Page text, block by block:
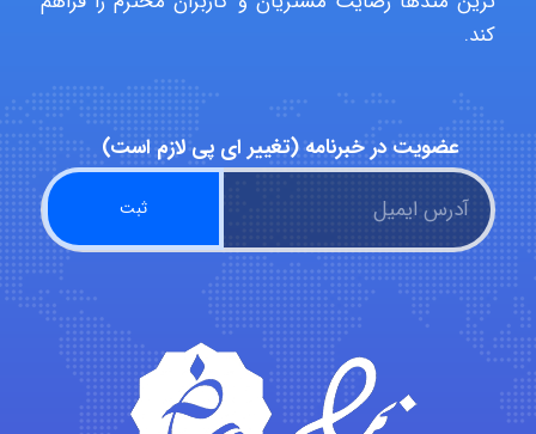
USER124
malekf
abolfazlkoshehe
abolfazlkoshehe
کند.
عضویت در خبرنامه (تغییر ای پی لازم است)